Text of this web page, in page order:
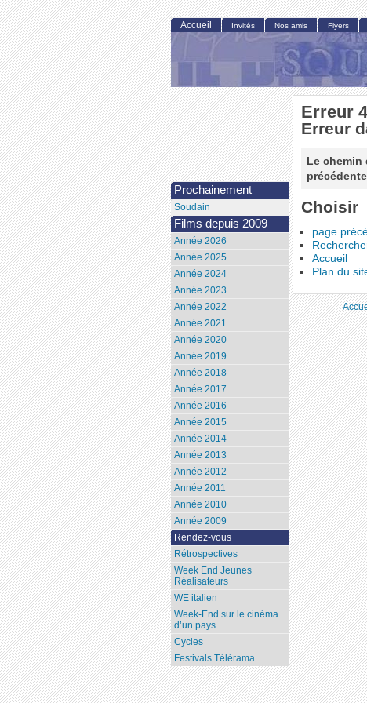
Erreur
Erreur
Le
Choisir
page
Accueil
Plan du
Accueil Invités Nos amis Flyers
Prochainement
Soudain
Films depuis 2009
Année 2026
Année 2025
Année 2024
Année 2023
Année 2022
Année 2021
Année 2020
Année 2019
Année 2018
Année 2017
Année 2016
Année 2015
Année 2014
Année 2013
Année 2012
Année 2011
Année 2010
Année 2009
Rendez-vous
Rétrospectives
Week End Jeunes
Réalisateurs
WE italien
Week-End sur le cinéma
d’un pays
Cycles
Festivals Télérama